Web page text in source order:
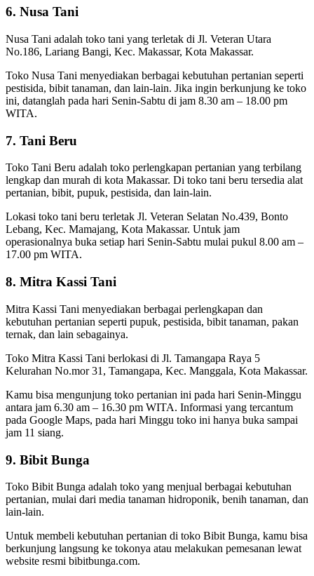
6. Nusa Tani
Nusa Tani adalah toko tani yang terletak di Jl. Veteran Utara
No.186, Lariang Bangi, Kec. Makassar, Kota Makassar.
Toko Nusa Tani menyediakan berbagai kebutuhan pertanian seperti
pestisida, bibit tanaman, dan lain-lain. Jika ingin berkunjung ke toko
ini, datanglah pada hari Senin-Sabtu di jam 8.30 am – 18.00 pm
WITA.
7. Tani Beru
Toko Tani Beru adalah toko perlengkapan pertanian yang terbilang
lengkap dan murah di kota Makassar. Di toko tani beru tersedia alat
pertanian, bibit, pupuk, pestisida, dan lain-lain.
Lokasi toko tani beru terletak Jl. Veteran Selatan No.439, Bonto
Lebang, Kec. Mamajang, Kota Makassar. Untuk jam
operasionalnya buka setiap hari Senin-Sabtu mulai pukul 8.00 am –
17.00 pm WITA.
8. Mitra Kassi Tani
Mitra Kassi Tani menyediakan berbagai perlengkapan dan
kebutuhan pertanian seperti pupuk, pestisida, bibit tanaman, pakan
ternak, dan lain sebagainya.
Toko Mitra Kassi Tani berlokasi di Jl. Tamangapa Raya 5
Kelurahan No.mor 31, Tamangapa, Kec. Manggala, Kota Makassar.
Kamu bisa mengunjung toko pertanian ini pada hari Senin-Minggu
antara jam 6.30 am – 16.30 pm WITA. Informasi yang tercantum
pada Google Maps, pada hari Minggu toko ini hanya buka sampai
jam 11 siang.
9. Bibit Bunga
Toko Bibit Bunga adalah toko yang menjual berbagai kebutuhan
pertanian, mulai dari media tanaman hidroponik, benih tanaman, dan
lain-lain.
Untuk membeli kebutuhan pertanian di toko Bibit Bunga, kamu bisa
berkunjung langsung ke tokonya atau melakukan pemesanan lewat
website resmi bibitbunga.com.